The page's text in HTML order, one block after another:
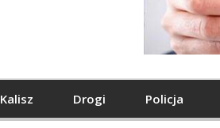
Kalisz Drogi Policja